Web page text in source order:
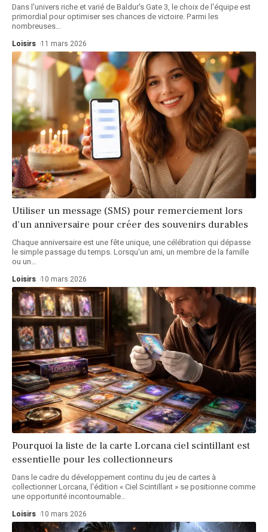
Dans l'univers riche et varié de Baldur's Gate 3, le choix de l'équipe est
primordial pour optimiser ses chances de victoire. Parmi les
nombreuses…
Loisirs 11 mars 2026
Utiliser un message (SMS) pour remerciement lors
d’un anniversaire pour créer des souvenirs durables
Chaque anniversaire est une fête unique, une célébration qui dépasse
le simple passage du temps. Lorsqu'un ami, un membre de la famille
ou un…
Loisirs 10 mars 2026
Pourquoi la liste de la carte Lorcana ciel scintillant est
essentielle pour les collectionneurs
Dans le cadre du développement continu du jeu de cartes à
collectionner Lorcana, l'édition « Ciel Scintillant » se positionne comme
une opportunité incontournable…
Loisirs 10 mars 2026